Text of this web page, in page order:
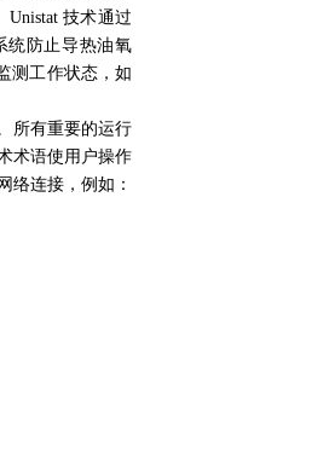
技术通过
统防止导热油氧
测工作状态，如
所有重要的运行
术语使用户操作
络连接，例如：